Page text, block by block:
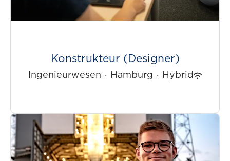
Konstrukteur (Designer)
Ingenieurwesen · Hamburg · Hybrid